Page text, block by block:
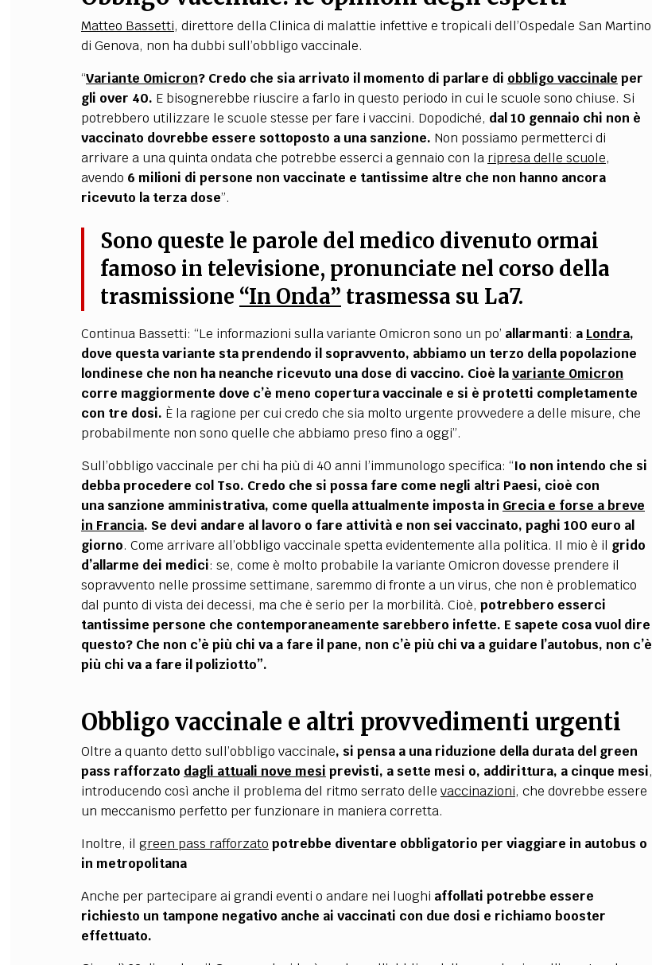
Matteo Bassetti, direttore della Clinicadi malattie infettive e tropicali dell’Ospedale San Martino
di Genova, non ha dubbi sull’obbligo vaccinale.
“Variante Omicron? Credo che sia arrivato il momento di parlare di obbligo vaccinale per
gli over 40. E bisognerebbe riuscire a farlo in questo periodo in cui le scuole sono chiuse. Si
potrebbero utilizzare le scuole stesse per fare i vaccini. Dopodiché, dal 10 gennaio chi non è
vaccinato dovrebbe essere sottoposto a una sanzione. Non possiamo permetterci di
arrivare a una quinta ondata che potrebbe esserci a gennaio con la ripresa delle scuole,
avendo 6 milioni di persone non vaccinate e tantissime altre che non hanno ancora
ricevuto la terza dose”.
Sono queste le parole del medico divenuto ormai
famoso in televisione, pronunciate nel corso della
trasmissione “In Onda” trasmessa su La7.
Continua Bassetti: “Le informazioni sulla variante Omicron sono un po’ allarmanti: a Londra,
dove questa variante sta prendendo il sopravvento, abbiamo un terzo della popolazione
londinese che non ha neanche ricevuto una dose di vaccino. Cioè lavariante Omicron
corre maggiormente dove c’è meno copertura vaccinale e si è protetti completamente
con tre dosi. È la ragione per cui credo che sia molto urgente provvedere a delle misure, che
probabilmente non sono quelle che abbiamo preso fino a oggi”.
Sull’obbligo vaccinale per chi ha più di 40 anni l’immunologo specifica: “Io non intendo che si
debba procedere col Tso. Credo che si possa fare come negli altri Paesi, cioè con
una sanzione amministrativa, come quella attualmente imposta in Grecia e forse a breve
in Francia. Se devi andare al lavoro o fare attività e non sei vaccinato, paghi 100 euro al
giorno. Come arrivare all’obbligo vaccinale spetta evidentemente alla politica. Il mio è il grido
d’allarme dei medici: se, come è molto probabile la variante Omicron dovesse prendere il
sopravvento nelle prossime settimane, saremmo di fronte a un virus, che non è problematico
dal punto di vista dei decessi, ma che è serio per la morbilità. Cioè, potrebbero esserci
tantissime persone che contemporaneamente sarebbero infette. E sapete cosa vuol dire
questo? Che non c’è più chi va a fare il pane, non c’è più chi va a guidare l’autobus, non c’è
più chi va a fare il poliziotto”.
Obbligo vaccinale e altri provvedimenti urgenti
Oltre a quanto detto sull’obbligo vaccinale, si pensa a una riduzione della durata del green
pass rafforzato dagli attuali nove mesi previsti, a sette mesi o, addirittura, a cinque mesi,
introducendo così anche il problema del ritmo serrato delle vaccinazioni, che dovrebbe essere
un meccanismo perfetto per funzionare in maniera corretta.
Inoltre, il green pass rafforzato potrebbe diventare obbligatorio per viaggiare in autobus o
in metropolitana
Anche per partecipare ai grandi eventi o andare nei luoghi affollati potrebbe essere
richiesto un tampone negativo anche ai vaccinati con due dosi e richiamo booster
effettuato.